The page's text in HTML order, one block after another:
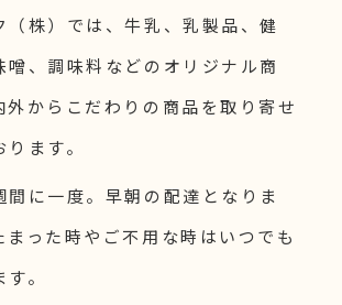
（株）では、牛乳、乳製品、健
噌、調味料などのオリジナル商
外からこだわりの商品を取り寄せ
ます。
間に一度。早朝の配達となりま
まった時やご不用な時はいつでも
。